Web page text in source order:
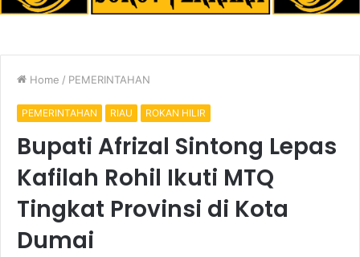
Home / PEMERINTAHAN
PEMERINTAHAN RIAU ROKAN HILIR
Bupati Afrizal Sintong Lepas
Kafilah Rohil Ikuti MTQ
Tingkat Provinsi di Kota
Dumai